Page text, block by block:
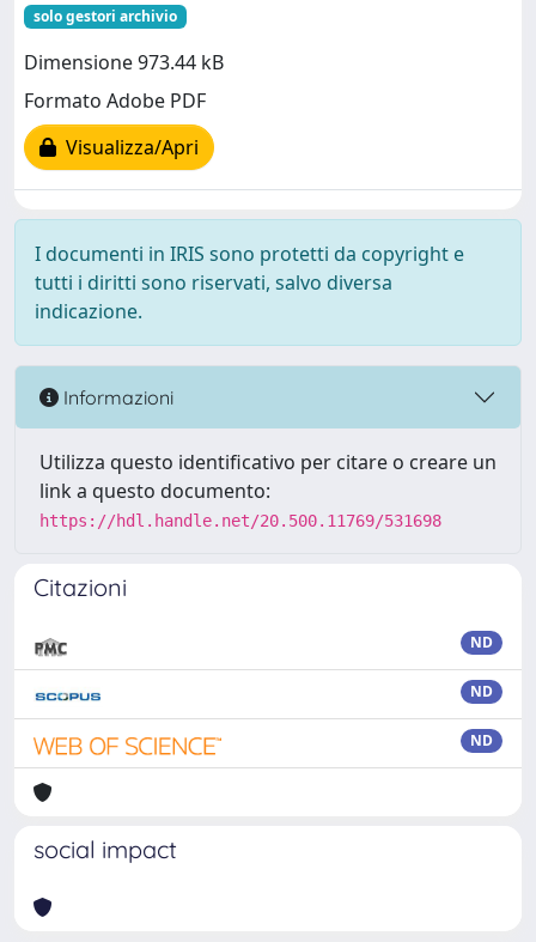
solo gestori archivio
Dimensione 973.44 kB
Formato Adobe PDF
Visualizza/Apri
I documenti in IRIS sono protetti da copyright e
tutti i diritti sono riservati, salvo diversa
indicazione.
Informazioni
Utilizza questo identificativo per citare o creare un
link a questo documento:
https://hdl.handle.net/20.500.11769/531698
Citazioni
ND
ND
ND
social impact